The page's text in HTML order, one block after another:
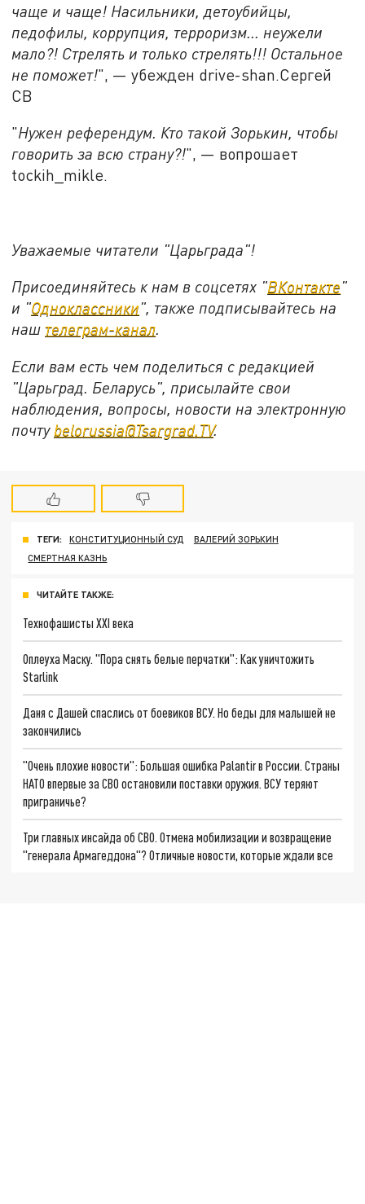
чаще и чаще! Насильники, детоубийцы,
педофилы, коррупция, терроризм... неужели
мало?! Стрелять и только стрелять!!! Остальное
не поможет!", — убежден drive-shan.Сергей
СВ
"Нужен референдум. Кто такой Зорькин, чтобы
говорить за всю страну?!", — вопрошает
tockih_mikle.
Уважаемые читатели "Царьграда"!
Присоединяйтесь к нам в соцсетях "ВКонтакте"
и "Одноклассники", также подписывайтесь на
наш телеграм-канал.
Если вам есть чем поделиться с редакцией
"Царьград. Беларусь", присылайте свои
наблюдения, вопросы, новости на электронную
почту belorussia@Tsargrad.TV.
ТЕГИ: КОНСТИТУЦИОННЫЙ СУД
ВАЛЕРИЙ ЗОРЬКИН
СМЕРТНАЯ КАЗНЬ
ЧИТАЙТЕ ТАКЖЕ:
Технофашисты XXI века
Оплеуха Маску. "Пора снять белые перчатки": Как уничтожить
Starlink
Даня с Дашей спаслись от боевиков ВСУ. Но беды для малышей не
закончились
"Очень плохие новости": Большая ошибка Palantir в России. Страны
НАТО впервые за СВО остановили поставки оружия. ВСУ теряют
приграничье?
Три главных инсайда об СВО. Отмена мобилизации и возвращение
"генерала Армагеддона"? Отличные новости, которые ждали все